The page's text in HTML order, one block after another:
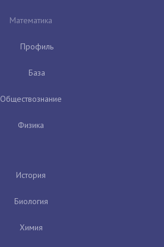
Математика
Профиль
База
Обществознание
Физика
История
Биология
Химия